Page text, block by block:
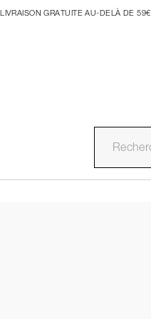
LIVRAISON GRATUITE AU-DELÀ DE 59€